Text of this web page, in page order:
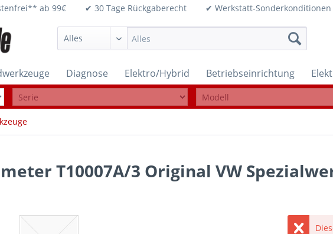
ab 99€ ✔ 30 Tage Rückgaberecht ✔ Werkstatt-
Diagnose Elektro/Hybrid Betriebseinrichtung
T10007A/3 Original VW